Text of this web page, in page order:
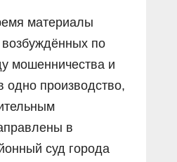
материалы
по
мошенничества и
одно производство,
в
суд города